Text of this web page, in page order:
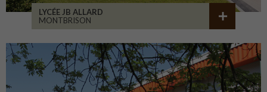
LYCÉE JB ALLARD
MONTBRISON